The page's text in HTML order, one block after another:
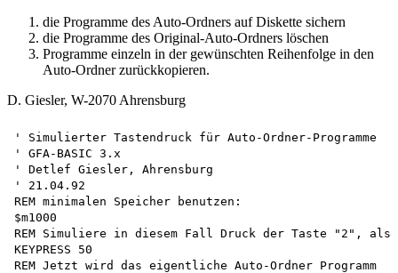
die Programme des Auto-Ordners auf Diskette sichern
die Programme des Original-Auto-Ordners löschen
Programme einzeln in der gewünschten Reihenfolge in den
Auto-Ordner zurückkopieren.
D. Giesler, W-2070 Ahrensburg
' Simulierter Tastendruck für Auto-Ordner-Programme
' GFA-BASIC 3.x
' Detlef Giesler, Ahrensburg
' 21.04.92
REM minimalen Speicher benutzen:
$m1000
REM Simuliere in diesem Fall Druck der Taste "2",
KEYPRESS 50
REM Jetzt wird das eigentliche Auto-Ordner Programm